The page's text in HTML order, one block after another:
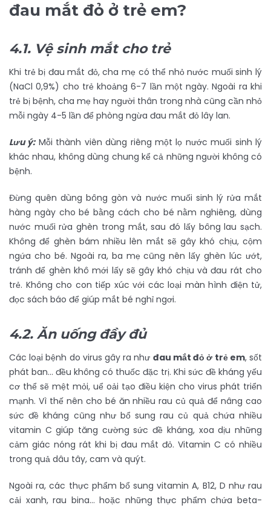
đau mắt đỏ ở trẻ em?
4.1. Vệ sinh mắt cho trẻ
Khi trẻ bị đau mắt đỏ, cha mẹ có thể nhỏ nước muối sinh lý
(NaCl 0,9%) cho trẻ khoảng 6-7 lần một ngày. Ngoài ra khi
trẻ bị bệnh, cha mẹ hay người thân trong nhà cũng cần nhỏ
mỗi ngày 4-5 lần để phòng ngừa đau mắt đỏ lây lan.
Lưu ý:Mỗi thành viên dùng riêng một lọ nước muối sinh lý
khác nhau, không dùng chung kể cả những người không có
bệnh.
Đừng quên dùng bông gòn và nước muối sinh lý rửa mắt
hàng ngày cho bé bằng cách cho bé nằm nghiêng, dùng
nước muối rửa ghèn trong mắt, sau đó lấy bông lau sạch.
Không để ghèn bám nhiều lên mắt sẽ gây khó chịu, cộm
ngứa cho bé. Ngoài ra, ba mẹ cũng nên lấy ghèn lúc ướt,
tránh để ghèn khô mới lấy sẽ gây khó chịu và đau rát cho
trẻ. Không cho con tiếp xúc với các loại màn hình điện tử,
đọc sách báo để giúp mắt bé nghỉ ngơi.
4.2. Ăn uống đầy đủ
Các loại bệnh do virus gây ra như đau mắt đỏ ở trẻ em, sốt
phát ban… đều không có thuốc đặc trị. Khi sức đề kháng yếu
cơ thể sẽ mệt mỏi, uể oải tạo điều kiện cho virus phát triển
mạnh. Vì thế nên cho bé ăn nhiều rau củ quả để nâng cao
sức đề kháng cũng như bổ sung rau củ quả chứa nhiều
vitamin C giúp tăng cường sức đề kháng, xoa dịu những
cảm giác nóng rát khi bị đau mắt đỏ. Vitamin C có nhiều
trong quả dâu tây, cam và quýt.
Ngoài ra, các thực phẩm bổ sung vitamin A, B12, D như rau
cải xanh, rau bina… hoặc những thực phẩm chứa beta-